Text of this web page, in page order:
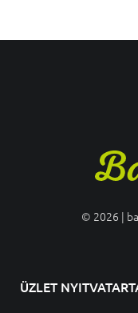
© 2026 |
ÜZLET